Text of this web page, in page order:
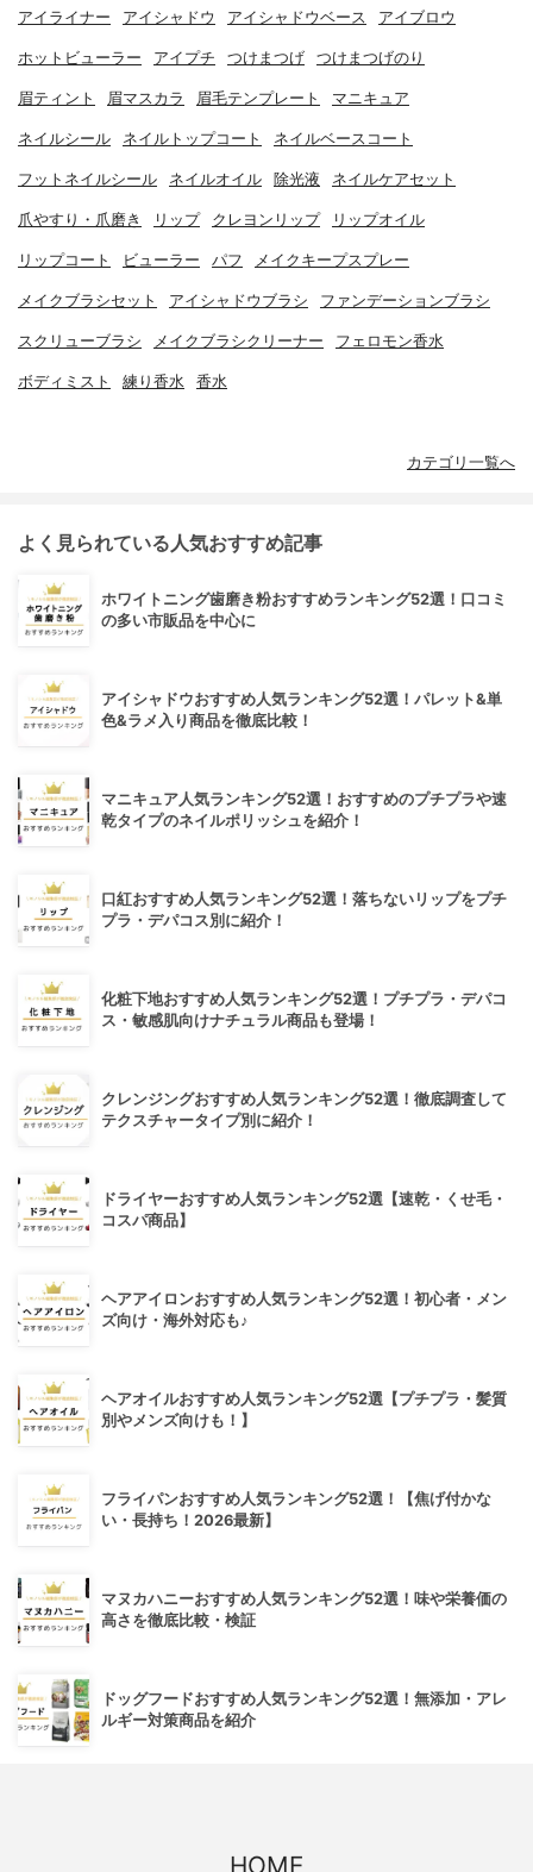
アイライナー アイシャドウ アイシャドウベース アイブロウ
ホットビューラー アイプチ つけまつげ つけまつげのり
眉ティント 眉マスカラ 眉毛テンプレート マニキュア
ネイルシール ネイルトップコート ネイルベースコート
フットネイルシール ネイルオイル 除光液 ネイルケアセット
爪やすり・爪磨き リップ クレヨンリップ リップオイル
リップコート ビューラー パフ メイクキープスプレー
メイクブラシセット アイシャドウブラシ ファンデーションブラシ
スクリューブラシ メイクブラシクリーナー フェロモン香水
ボディミスト 練り香水 香水
カテゴリ一覧へ
よく見られている人気おすすめ記事
ホワイトニング歯磨き粉おすすめランキング52選！口コミ
の多い市販品を中心に
アイシャドウおすすめ人気ランキング52選！パレット&単
色&ラメ入り商品を徹底比較！
マニキュア人気ランキング52選！おすすめのプチプラや速
乾タイプのネイルポリッシュを紹介！
口紅おすすめ人気ランキング52選！落ちないリップをプチ
プラ・デパコス別に紹介！
化粧下地おすすめ人気ランキング52選！プチプラ・デパコ
ス・敏感肌向けナチュラル商品も登場！
クレンジングおすすめ人気ランキング52選！徹底調査して
テクスチャータイプ別に紹介！
ドライヤーおすすめ人気ランキング52選【速乾・くせ毛・
コスパ商品】
ヘアアイロンおすすめ人気ランキング52選！初心者・メン
ズ向け・海外対応も♪
ヘアオイルおすすめ人気ランキング52選【プチプラ・髪質
別やメンズ向けも！】
フライパンおすすめ人気ランキング52選！【焦げ付かな
い・長持ち！2026最新】
マヌカハニーおすすめ人気ランキング52選！味や栄養価の
高さを徹底比較・検証
ドッグフードおすすめ人気ランキング52選！無添加・アレ
ルギー対策商品を紹介
HOME